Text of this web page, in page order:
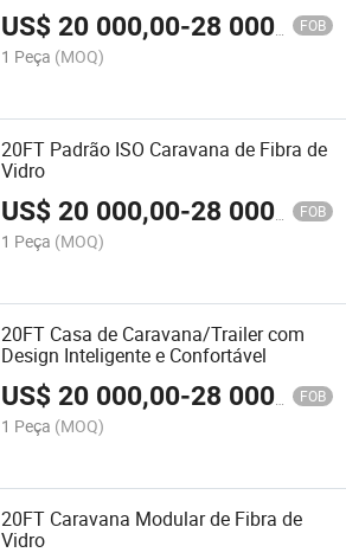
US$20 000,00-28 000,00 FOB
1 Peça (MOQ)
20FT Padrão ISO Caravana de Fibra de
Vidro
US$20 000,00-28 000,00 FOB
1 Peça (MOQ)
20FT Casa de Caravana/Trailer com
Design Inteligente e Confortável
US$20 000,00-28 000,00 FOB
1 Peça (MOQ)
20FT Caravana Modular de Fibra de
Vidro